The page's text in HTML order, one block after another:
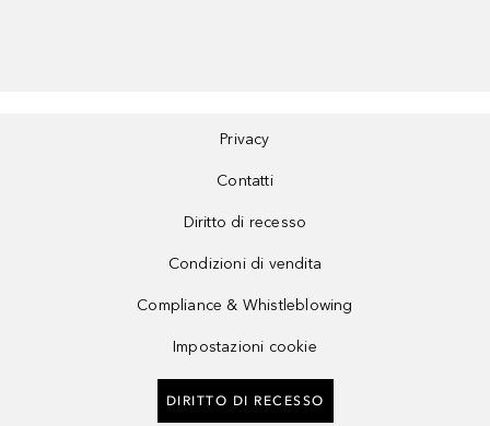
Privacy
Contatti
Diritto di recesso
Condizioni di vendita
Compliance & Whistleblowing
Impostazioni cookie
DIRITTO DI RECESSO